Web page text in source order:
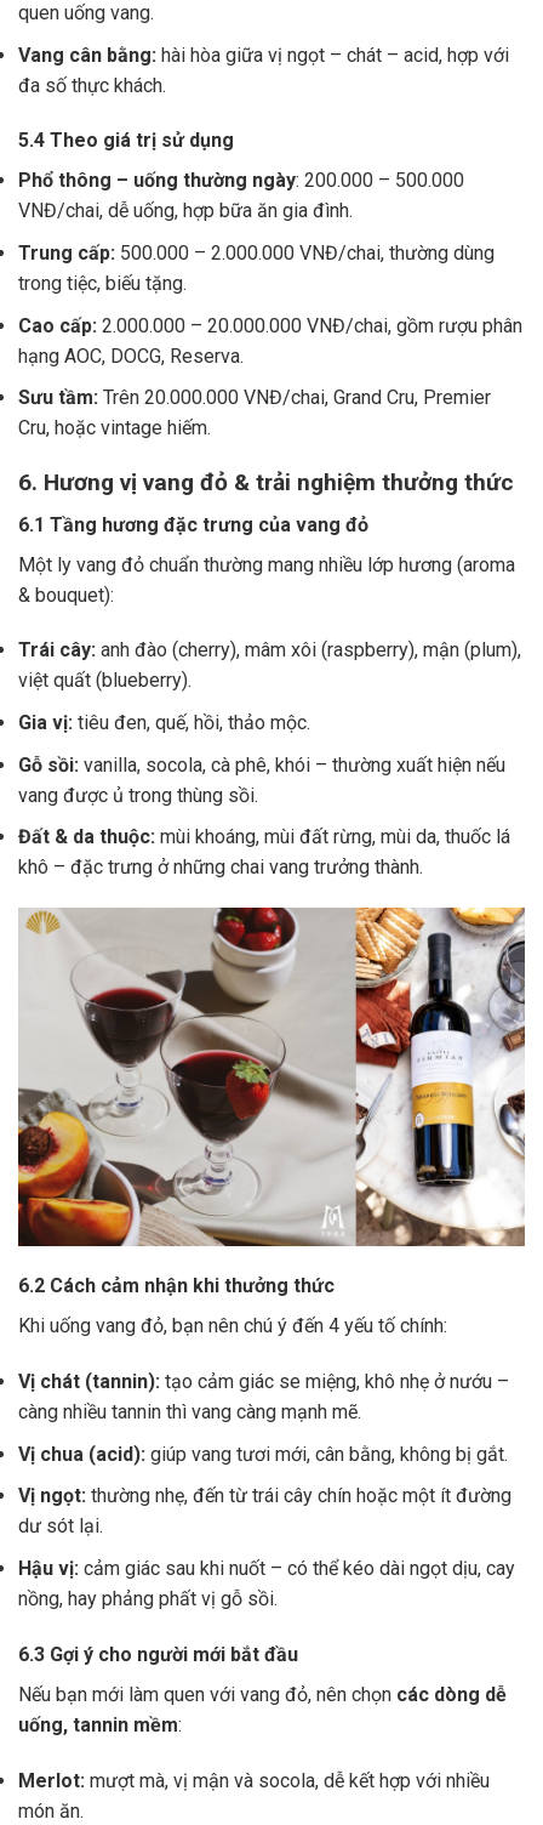
quen uống vang.
Vang cân bằng: hài hòa giữa vị ngọt – chát – acid, hợp với
đa số thực khách.
5.4 Theo giá trị sử dụng
Phổ thông – uống thường ngày: 200.000 – 500.000
VNĐ/chai, dễ uống, hợp bữa ăn gia đình.
Trung cấp: 500.000 – 2.000.000 VNĐ/chai, thường dùng
trong tiệc, biếu tặng.
Cao cấp: 2.000.000 – 20.000.000 VNĐ/chai, gồm rượu phân
hạng AOC, DOCG, Reserva.
Sưu tầm: Trên 20.000.000 VNĐ/chai, Grand Cru, Premier
Cru, hoặc vintage hiếm.
6. Hương vị vang đỏ & trải nghiệm thưởng thức
6.1 Tầng hương đặc trưng của vang đỏ
Một ly vang đỏ chuẩn thường mang nhiều lớp hương (aroma
& bouquet):
Trái cây: anh đào (cherry), mâm xôi (raspberry), mận (plum),
việt quất (blueberry).
Gia vị: tiêu đen, quế, hồi, thảo mộc.
Gỗ sồi: vanilla, socola, cà phê, khói – thường xuất hiện nếu
vang được ủ trong thùng sồi.
Đất & da thuộc: mùi khoáng, mùi đất rừng, mùi da, thuốc lá
khô – đặc trưng ở những chai vang trưởng thành.
6.2 Cách cảm nhận khi thưởng thức
Khi uống vang đỏ, bạn nên chú ý đến 4 yếu tố chính:
Vị chát (tannin): tạo cảm giác se miệng, khô nhẹ ở nướu –
càng nhiều tannin thì vang càng mạnh mẽ.
Vị chua (acid): giúp vang tươi mới, cân bằng, không bị gắt.
Vị ngọt: thường nhẹ, đến từ trái cây chín hoặc một ít đường
dư sót lại.
Hậu vị: cảm giác sau khi nuốt – có thể kéo dài ngọt dịu, cay
nồng, hay phảng phất vị gỗ sồi.
6.3 Gợi ý cho người mới bắt đầu
Nếu bạn mới làm quen với vang đỏ, nên chọn các dòng dễ
uống, tannin mềm:
Merlot: mượt mà, vị mận và socola, dễ kết hợp với nhiều
món ăn.